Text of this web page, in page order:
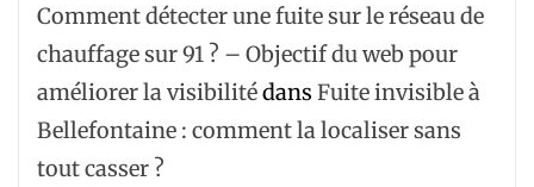
Comment détecter une fuite sur le réseau de
chauffage sur 91 ? – Objectif du web pour
améliorer la visibilitédans Fuite invisible à
Bellefontaine : comment la localiser sans
tout casser ?